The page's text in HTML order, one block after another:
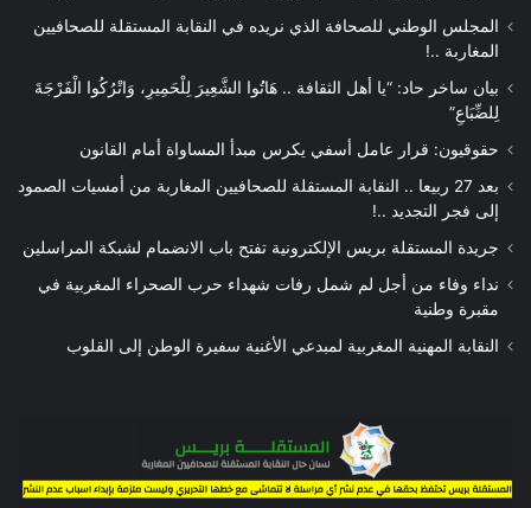
المجلس الوطني للصحافة الذي نريده في النقابة المستقلة للصحافيين
المغاربة ..!
بيان ساخر حاد: “يا أهل الثقافة .. هَاتُوا الشَّعِيرَ لِلْحَمِيرِ، وَاتْرُكُوا الْفَرْجَةَ
لِلضِّبَاعِ”
حقوقيون: قرار عامل أسفي يكرس مبدأ المساواة أمام القانون
بعد 27 ربيعا .. النقابة المستقلة للصحافيين المغاربة من أمسيات الصمود
إلى فجر التجديد ..!
جريدة المستقلة بريس الإلكترونية تفتح باب الانضمام لشبكة المراسلين
نداء وفاء من أجل لم شمل رفات شهداء حرب الصحراء المغربية في
مقبرة وطنية
النقابة المهنية المغربية لمبدعي الأغنية سفيرة الوطن إلى القلوب